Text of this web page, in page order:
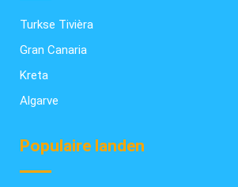
Turkse Tivièra
Gran Canaria
Kreta
Algarve
Populaire landen